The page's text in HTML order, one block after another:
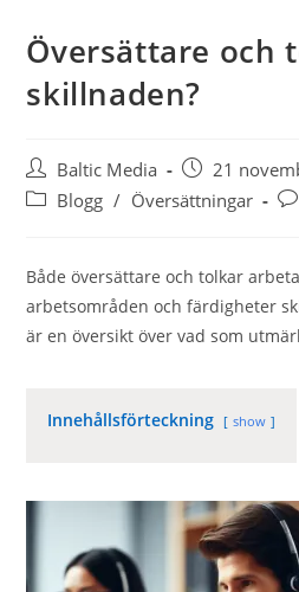
Översättare och
skillnaden?
Inläggsförfattare:
Baltic Media
Inlägget
publicerat:
21
Inläggskategori:
Blogg / Översättningar
Både översättare och tolkar
arbetsområden och färdigheter
är en översikt över vad som
Innehållsförteckning show